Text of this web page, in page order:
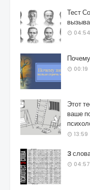
Тест
04:54
00:19
Этот
ваше
13:59
3
04:57